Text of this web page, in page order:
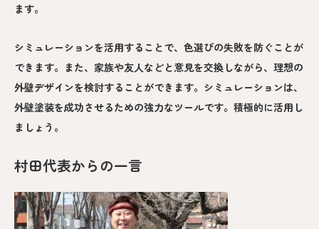
ます。
シミュレーションを活用することで、色選びの失敗を防ぐことが
できます。また、家族や友人などと意見を交換しながら、理想の
外壁デザインを検討することができます。シミュレーションは、
外壁塗装を成功させるための強力なツールです。積極的に活用し
ましょう。
村田代表からの一言